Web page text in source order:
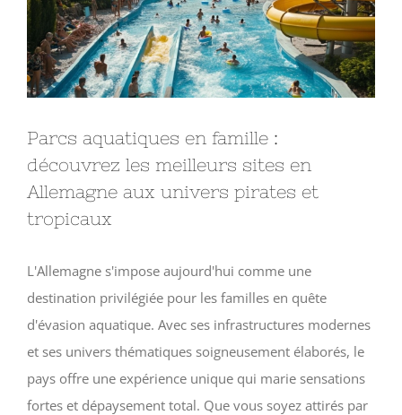
Parcs aquatiques en famille :
découvrez les meilleurs sites en
Allemagne aux univers pirates et
tropicaux
L'Allemagne s'impose aujourd'hui comme une
destination privilégiée pour les familles en quête
d'évasion aquatique. Avec ses infrastructures modernes
et ses univers thématiques soigneusement élaborés, le
pays offre une expérience unique qui marie sensations
fortes et dépaysement total. Que vous soyez attirés par